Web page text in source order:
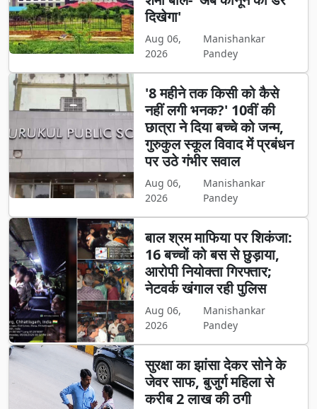
दिखेगा'
Aug 06,
2026
Manishankar
Pandey
'8 महीने तक किसी को कैसे
नहीं लगी भनक?' 10वीं की
छात्रा ने दिया बच्चे को जन्म,
गुरुकुल स्कूल विवाद में प्रबंधन
पर उठे गंभीर सवाल
Aug 06,
2026
Manishankar
Pandey
बाल श्रम माफिया पर शिकंजा:
16 बच्चों को बस से छुड़ाया,
आरोपी नियोक्ता गिरफ्तार;
नेटवर्क खंगाल रही पुलिस
Aug 06,
2026
Manishankar
Pandey
सुरक्षा का झांसा देकर सोने के
जेवर साफ, बुजुर्ग महिला से
करीब 2 लाख की ठगी